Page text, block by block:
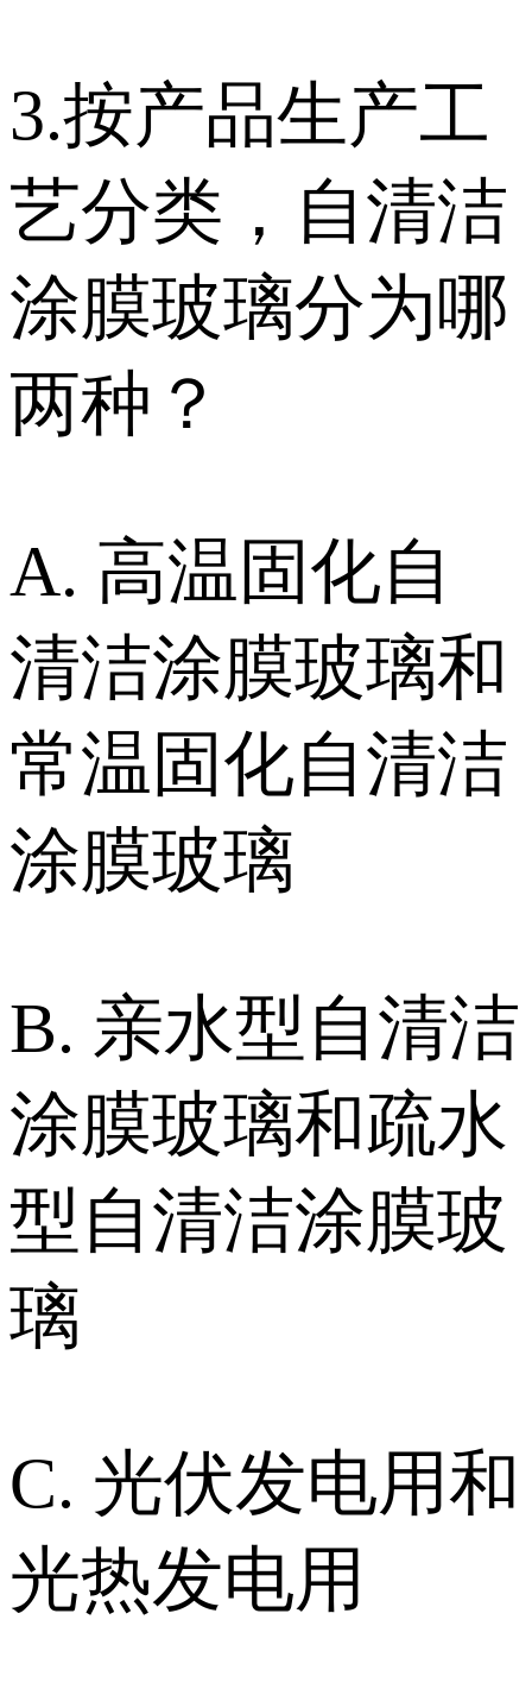
3.按产品生产工
艺分类，自清洁
涂膜玻璃分为哪
两种？
A. 高温固化自
清洁涂膜玻璃和
常温固化自清洁
涂膜玻璃
B. 亲水型自清洁
涂膜玻璃和疏水
型自清洁涂膜玻
璃
C. 光伏发电用和
光热发电用